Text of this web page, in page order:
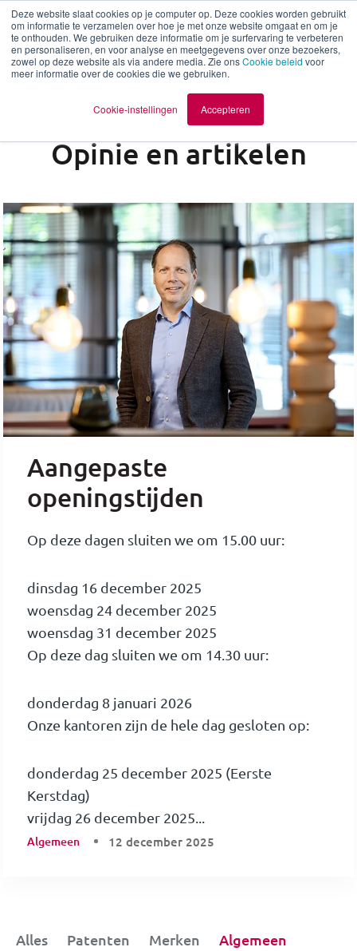
Deze website slaat cookies op je computer op. Deze cookies worden gebruikt
om informatie te verzamelen over hoe je met onze website omgaat en om je
te onthouden. We gebruiken deze informatie om je surfervaring te verbeteren
en personaliseren, en voor analyse en meetgegevens over onze bezoekers,
zowel op deze website als via andere media. Zie onsCookie beleid voor
meer informatie over de cookies die we gebruiken.
Cookie-instellingen Accepteren
nl
Opinie en artikelen
Aangepaste
openingstijden
Op deze dagen sluiten we om 15.00 uur:
dinsdag 16 december 2025
woensdag 24 december 2025
woensdag 31 december 2025
Op deze dag sluiten we om 14.30 uur:
donderdag 8 januari 2026
Onze kantoren zijn de hele dag gesloten op:
donderdag 25 december 2025 (Eerste
Kerstdag)
vrijdag 26 december 2025...
Algemeen 12 december 2025
Alles Patenten Merken
Algemeen